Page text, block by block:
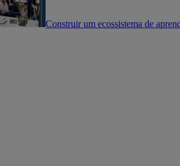
Construir um ecossistema de